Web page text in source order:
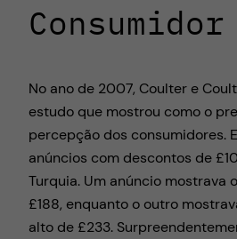
Consumidor
No ano de 2007, Coulter e
estudo que mostrou como o
percepção dos consumidores.
anúncios com descontos de
Turquia. Um anúncio mostrava
£188, enquanto o outro
alto de £233.